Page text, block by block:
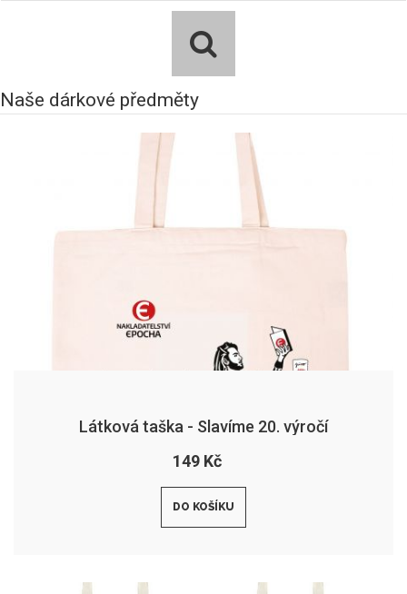
Naše dárkové předměty
Látková taška - Slavíme 20. výročí
149 Kč
DO KOŠÍKU